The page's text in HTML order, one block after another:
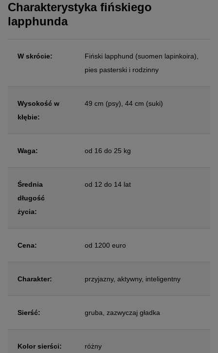
Charakterystyka fińskiego
lapphunda
W skrócie:
Fiński lapphund (suomen lapinkoira),
pies pasterski i rodzinny
Wysokość w
kłębie:
49 cm (psy), 44 cm (suki)
Waga: od 16 do 25 kg
Średnia
długość
życia:
od 12 do 14 lat
Cena: od 1200 euro
Charakter: przyjazny, aktywny, inteligentny
Sierść: gruba, zazwyczaj gładka
Kolor sierści: różny